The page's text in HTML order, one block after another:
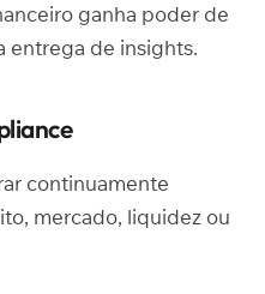
ganha poder de
entrega de insights.
continuamente
mercado, liquidez ou